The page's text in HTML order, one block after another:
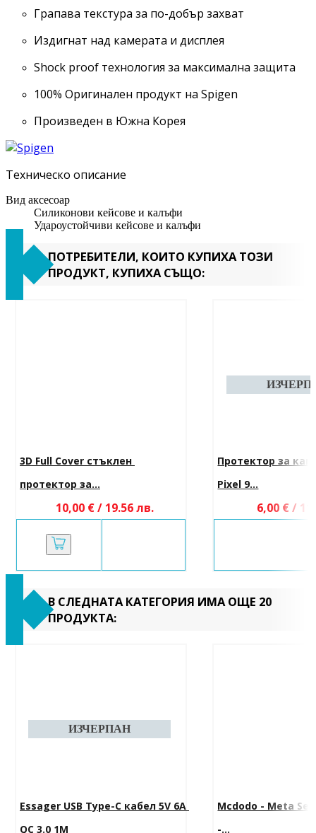
Грапава текстура за по-добър захват
Издигнат над камерата и дисплея
Shock proof технология за максимална защита
100% Оригинален продукт на Spigen
Произведен в Южна Корея
Техническо описание
Вид аксесоар
Силиконови кейсове и калъфи
Удароустойчиви кейсове и калъфи
ПОТРЕБИТЕЛИ, КОИТО КУПИХА ТОЗИ
ПРОДУКТ, КУПИХА СЪЩО:
3D Full Cover стъклен
протектор за...
10,00 € / 19.56 лв.
Протектор за
Pixel 9...
6,00 € /
В СЛЕДНАТА КАТЕГОРИЯ ИМА ОЩЕ 20
ПРОДУКТА:
Essager USB Type-C кабел 5V 6A
QC 3.0 1M
Mcdodo - Meta
-...